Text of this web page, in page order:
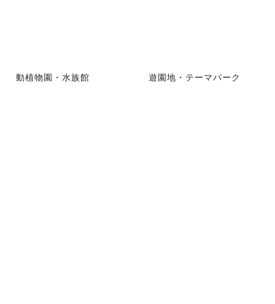
動植物園・水族館 遊園地・テーマパーク